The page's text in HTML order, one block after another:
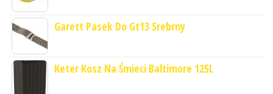
Garett Pasek Do Gt13 Srebrny
Keter Kosz Na Śmieci Baltimore 125L